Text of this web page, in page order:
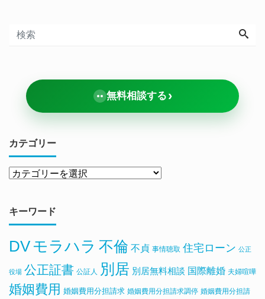
無料相談する ›
カテゴリー
キーワード
DV モラハラ 不倫 不貞 事情聴取 住宅ローン 公正
役場 公正証書 公証人 別居 別居無料相談 国際離婚 夫婦喧嘩
婚姻費用 婚姻費用分担請求 婚姻費用分担請求調停 婚姻費用分担請